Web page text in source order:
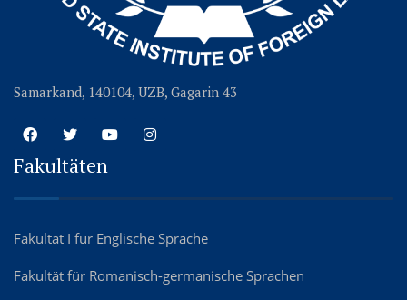
Samarkand, 140104, UZB, Gagarin 43
Fakultäten
Fakultät I für Englische Sprache
Fakultät für Romanisch-germanische Sprachen